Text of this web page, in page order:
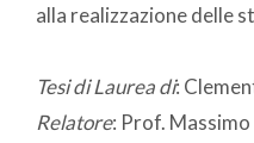
alla realizzazione delle
Tesi di Laurea di:
Relatore: Prof. Massimo